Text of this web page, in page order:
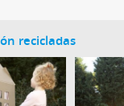
recicladas